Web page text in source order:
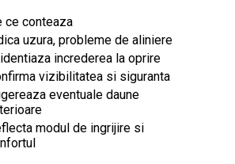
ce conteaza
uzura, probleme de aliniere
increderea la oprire
vizibilitatea si siguranta
eventuale daune
modul de ingrijire si